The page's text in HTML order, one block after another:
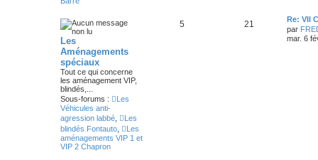
Les
Aménagements
spéciaux
Tout ce qui concerne
les aménagement VIP,
blindés,...
Sous-forums :
Les
Véhicules anti-
agression labbé
Les
blindés Fontauto
Les
aménagements VIP 1 et
VIP 2 Chapron
5 21
Re: VII
par
mar. 6